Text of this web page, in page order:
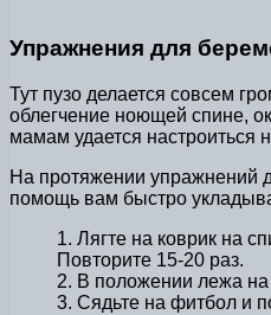
Упражнения для
Тут пузо делается совсем
облегчение ноющей спине,
мамам удается настроиться
На протяжении упражнений
помощь вам быстро
1. Лягте на коврик на
Повторите 15-20 раз.
2. В положении лежа на
3. Сядьте на фитбол и